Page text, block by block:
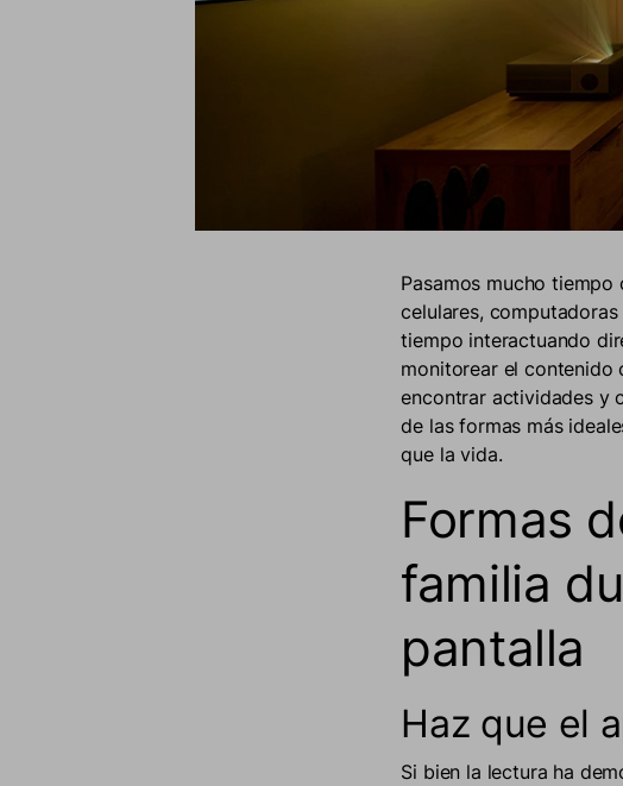
Pasamos mucho
celulares,
tiempo interactuando
monitorear el contenido
encontrar actividades y
de las formas más
que la vida.
Formas
familia
pantalla
Haz que el
Si bien la lectura ha